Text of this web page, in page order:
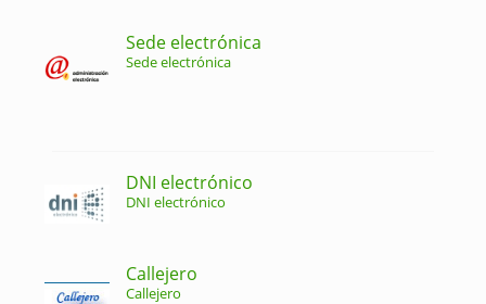
Sede electrónica
Sede electrónica
DNI electrónico
DNI electrónico
Callejero
Callejero